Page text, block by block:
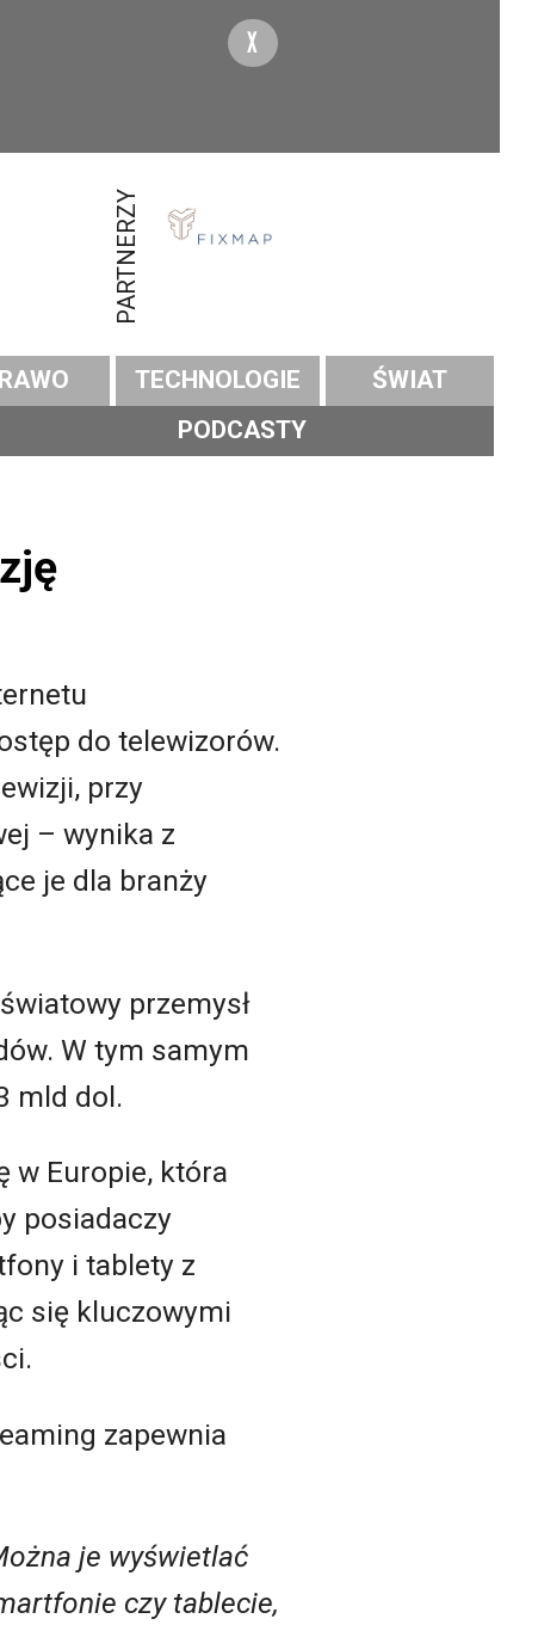
X
PARTNERZY
TECHNOLOGIE
ŚWIAT
PODCASTY
do telewizorów.
przy
– wynika z
je dla branży
przemysł
W tym samym
mld dol.
w Europie, która
posiadaczy
i tablety z
się kluczowymi
zapewnia
je wyświetlać
czy tablecie,